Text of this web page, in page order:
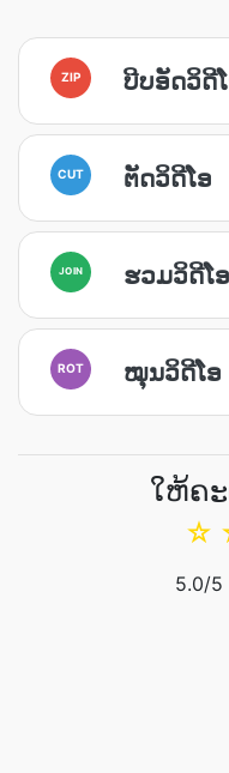
ZIP ບີບອັດວິດີ
CUT ຕັດວິດີໂອ
JOIN ຮວມວິດີໂ
ROT ໝຸນວິດີໂອ
ໃຫ້ຄ
☆
5.0/5